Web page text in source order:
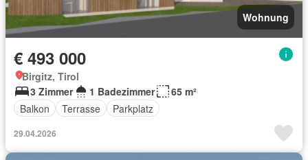
Wohnung
€ 493 000
Birgitz, Tirol
3 Zimmer
1 Badezimmer
65 m²
Balkon
Terrasse Parkplatz
29.04.2026